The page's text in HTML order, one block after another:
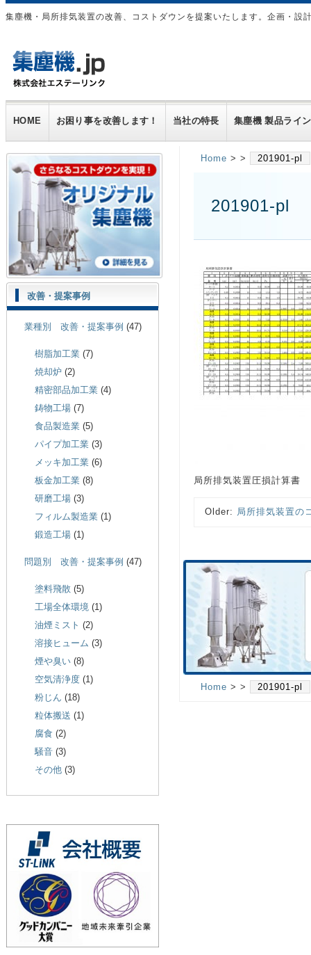
集塵機・局所排気装置の改善、コストダウンを提案いたします。企画・設
HOME お困り事を改善します！ 当社の特長 集塵機 製品ライ
Home > > 201901-pl
201901-pl
局所排気装置圧損計算書
Older: 局所排気装置の
Home > > 201901-pl
改善・提案事例
業種別 改善・提案事例 (47)
樹脂加工業 (7)
焼却炉 (2)
精密部品加工業 (4)
鋳物工場 (7)
食品製造業 (5)
パイプ加工業 (3)
メッキ加工業 (6)
板金加工業 (8)
研磨工場 (3)
フィルム製造業 (1)
鍛造工場 (1)
問題別 改善・提案事例 (47)
塗料飛散 (5)
工場全体環境 (1)
油煙ミスト (2)
溶接ヒューム (3)
煙や臭い (8)
空気清浄度 (1)
粉じん (18)
粒体搬送 (1)
腐食 (2)
騒音 (3)
その他 (3)